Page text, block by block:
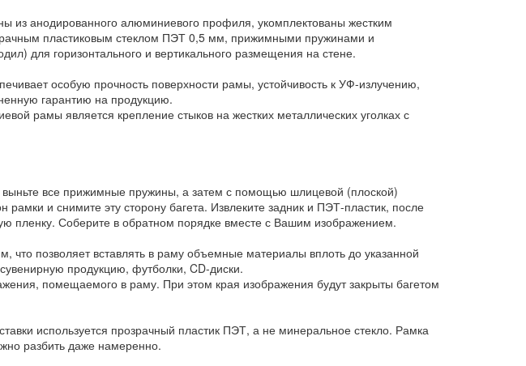
анодированного алюминиевого профиля, укомплектованы жестким
пластиковым стеклом ПЭТ 0,5 мм, прижимными пружинами и
для горизонтального и вертикального размещения на стене.
особую прочность поверхности рамы, устойчивость к УФ-излучению,
гарантию на продукцию.
рамы является крепление стыков на жестких металлических уголках с
выньте все прижимные пружины, а затем с помощью шлицевой (плоской)
рамки и снимите эту сторону багета. Извлеките задник и ПЭТ-пластик, после
пленку. Соберите в обратном порядке вместе с Вашим изображением.
что позволяет вставлять в раму объемные материалы вплоть до указанной
продукцию, футболки, CD-диски.
помещаемого в раму. При этом края изображения будут закрыты багетом
используется прозрачный пластик ПЭТ, а не минеральное стекло. Рамка
разбить даже намеренно.